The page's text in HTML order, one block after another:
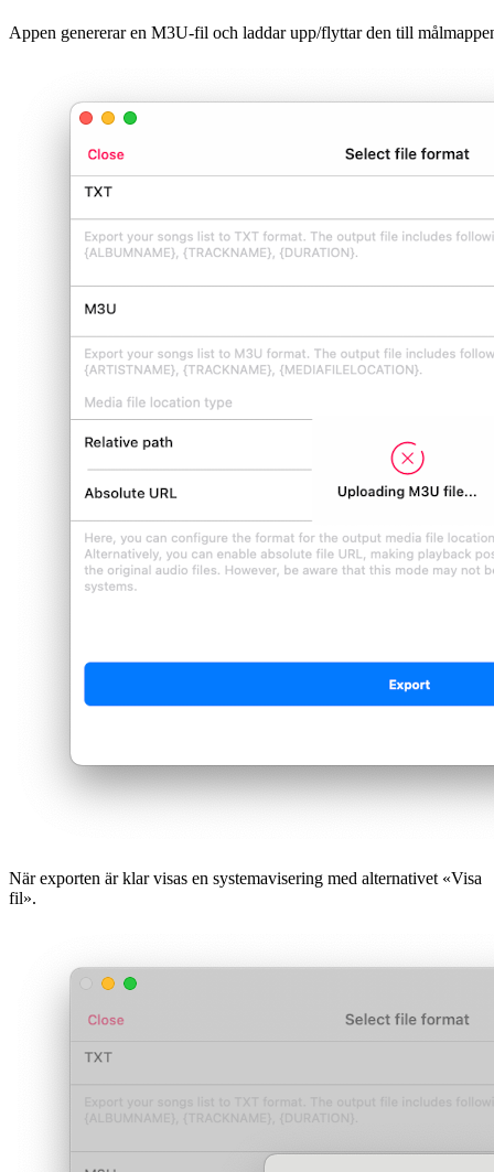
Appen genererar en M3U-fil och laddar upp/flyttar den till
När exporten är klar visas en systemavisering med alternativet «Visa
fil».